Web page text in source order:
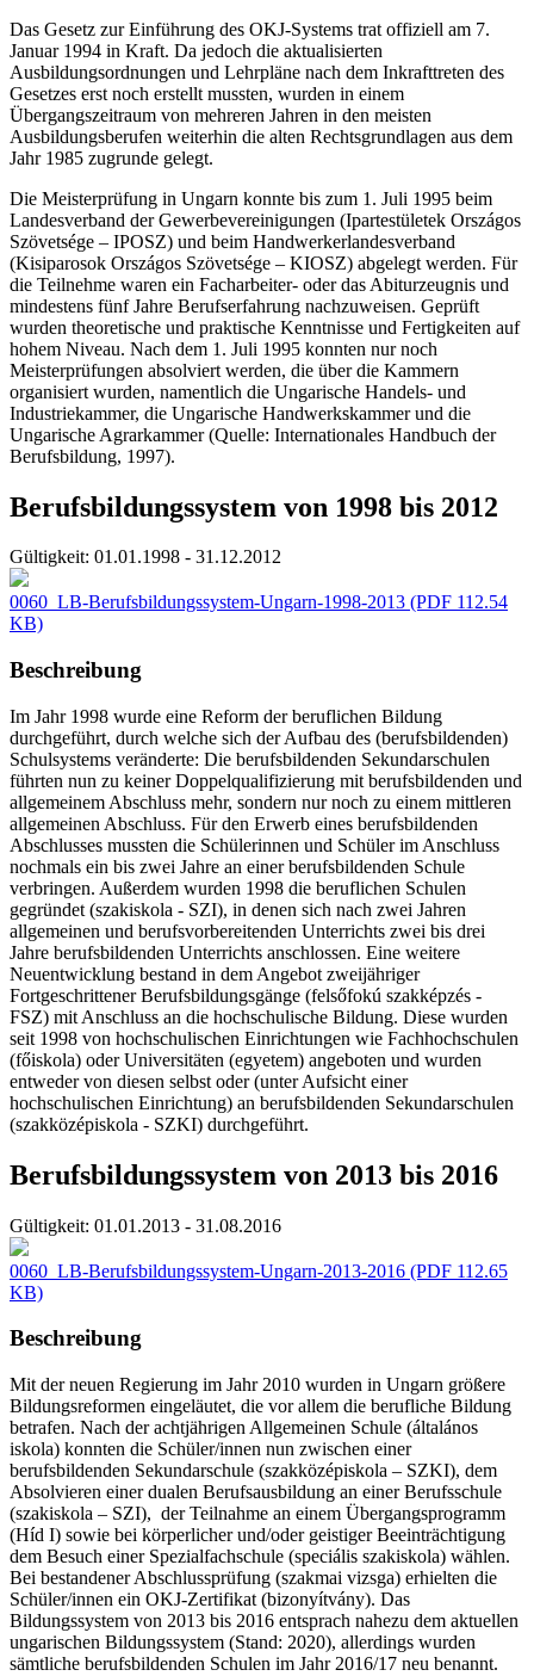
Das Gesetz zur Einführung des OKJ-Systems trat offiziell am 7.
Januar 1994 in Kraft. Da jedoch die aktualisierten
Ausbildungsordnungen und Lehrpläne nach dem Inkrafttreten des
Gesetzes erst noch erstellt mussten, wurden in einem
Übergangszeitraum von mehreren Jahren in den meisten
Ausbildungsberufen weiterhin die alten Rechtsgrundlagen aus dem
Jahr 1985 zugrunde gelegt.
Die Meisterprüfung in Ungarn konnte bis zum 1. Juli 1995 beim
Landesverband der Gewerbevereinigungen (Ipartestületek Országos
Szövetsége – IPOSZ) und beim Handwerkerlandesverband
(Kisiparosok Országos Szövetsége – KIOSZ) abgelegt werden. Für
die Teilnehme waren ein Facharbeiter- oder das Abiturzeugnis und
mindestens fünf Jahre Berufserfahrung nachzuweisen. Geprüft
wurden theoretische und praktische Kenntnisse und Fertigkeiten auf
hohem Niveau. Nach dem 1. Juli 1995 konnten nur noch
Meisterprüfungen absolviert werden, die über die Kammern
organisiert wurden, namentlich die Ungarische Handels- und
Industriekammer, die Ungarische Handwerkskammer und die
Ungarische Agrarkammer (Quelle: Internationales Handbuch der
Berufsbildung, 1997).
Berufsbildungssystem von 1998 bis 2012
Gültigkeit: 01.01.1998 - 31.12.2012
0060_LB-Berufsbildungssystem-Ungarn-1998-2013 (PDF 112.54
KB)
Beschreibung
Im Jahr 1998 wurde eine Reform der beruflichen Bildung
durchgeführt, durch welche sich der Aufbau des (berufsbildenden)
Schulsystems veränderte: Die berufsbildenden Sekundarschulen
führten nun zu keiner Doppelqualifizierung mit berufsbildenden und
allgemeinem Abschluss mehr, sondern nur noch zu einem mittleren
allgemeinen Abschluss. Für den Erwerb eines berufsbildenden
Abschlusses mussten die Schülerinnen und Schüler im Anschluss
nochmals ein bis zwei Jahre an einer berufsbildenden Schule
verbringen. Außerdem wurden 1998 die beruflichen Schulen
gegründet (szakiskola - SZI), in denen sich nach zwei Jahren
allgemeinen und berufsvorbereitenden Unterrichts zwei bis drei
Jahre berufsbildenden Unterrichts anschlossen. Eine weitere
Neuentwicklung bestand in dem Angebot zweijähriger
Fortgeschrittener Berufsbildungsgänge (felsőfokú szakképzés -
FSZ) mit Anschluss an die hochschulische Bildung. Diese wurden
seit 1998 von hochschulischen Einrichtungen wie Fachhochschulen
(főiskola) oder Universitäten (egyetem) angeboten und wurden
entweder von diesen selbst oder (unter Aufsicht einer
hochschulischen Einrichtung) an berufsbildenden Sekundarschulen
(szakközépiskola - SZKI) durchgeführt.
Berufsbildungssystem von 2013 bis 2016
Gültigkeit: 01.01.2013 - 31.08.2016
0060_LB-Berufsbildungssystem-Ungarn-2013-2016 (PDF 112.65
KB)
Beschreibung
Mit der neuen Regierung im Jahr 2010 wurden in Ungarn größere
Bildungsreformen eingeläutet, die vor allem die berufliche Bildung
betrafen. Nach der achtjährigen Allgemeinen Schule (általános
iskola) konnten die Schüler/innen nun zwischen einer
berufsbildenden Sekundarschule (szakközépiskola – SZKI), dem
Absolvieren einer dualen Berufsausbildung an einer Berufsschule
(szakiskola – SZI), der Teilnahme an einem Übergangsprogramm
(Híd I) sowie bei körperlicher und/oder geistiger Beeinträchtigung
dem Besuch einer Spezialfachschule (speciális szakiskola) wählen.
Bei bestandener Abschlussprüfung (szakmai vizsga) erhielten die
Schüler/innen ein OKJ-Zertifikat (bizonyítvány). Das
Bildungssystem von 2013 bis 2016 entsprach nahezu dem aktuellen
ungarischen Bildungssystem (Stand: 2020), allerdings wurden
sämtliche berufsbildenden Schulen im Jahr 2016/17 neu benannt.